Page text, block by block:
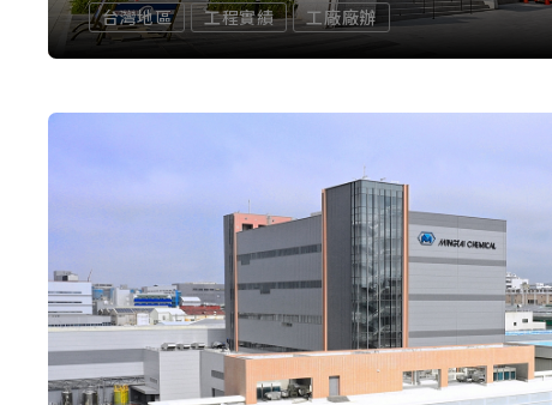
台灣地區 工程實績 工廠廠辦